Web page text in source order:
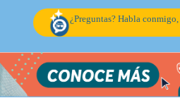
¿Preguntas? Habla